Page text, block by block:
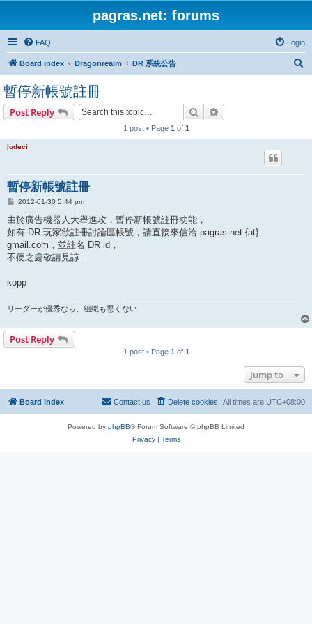
pagras.net: forums
FAQ Login
Board index Dragonrealm DR 系統公告
暫停新帳號註冊
Post Reply Search
1 post • Page 1 of 1
jodeci
暫停新帳號註冊
P
s
t
2012-01-30 5:44 pm
由於廣告機器人大舉進攻，暫停新帳號註冊功能，
如有 DR 玩家欲註冊討論區帳號，請直接來信洽 pagras.net {at}
gmail.com，並註名 DR id，
不便之處敬請見諒..
kopp
リーダーが優秀なら、組織も悪くない
Post Reply
1 post • Page 1 of 1
Jump to
Board index All times are UTC+08:00
Delete cookies
Contact us
Powered by phpBB® Forum Software © phpBB Limited
Privacy| Terms